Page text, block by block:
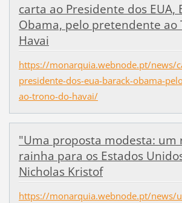
carta ao Presidente dos EUA,
Obama, pelo pretendente ao
Havai
https://monarquia.webnode.pt/news/
presidente-dos-eua-barack-obama-
ao-trono-do-havai/
"Uma proposta modesta: um
rainha para os Estados
Nicholas Kristof
https://monarquia.webnode.pt/news/